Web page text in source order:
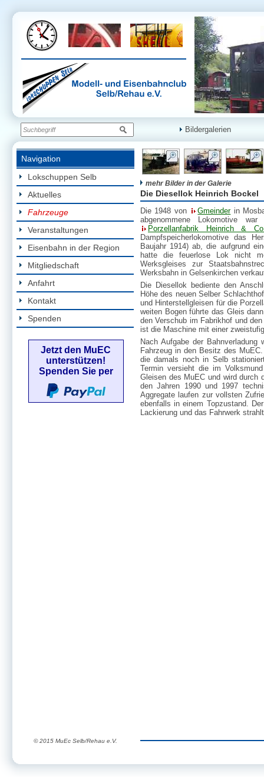
Bildergalerien
Navigation
Lokschuppen Selb
Aktuelles
Fahrzeuge
Veranstaltungen
Eisenbahn in der Region
Mitgliedschaft
Anfahrt
Kontakt
Spenden
Jetzt den MuEC
unterstützen!
Spenden Sie per
mehr Bilder in der Galerie
Die Diesellok Heinrich Bockel
Die 1948 von Gmeinderin
abgenommene Lokomotive
Porzellanfabrik Heinrich &
Dampfspeicherlokomotive das
Baujahr 1914) ab, die aufgrund
hatte die feuerlose Lok nicht
Werksgleises zur
Werksbahn in Gelsenkirchen
Die Diesellok bediente den
Höhe des neuen Selber
und Hinterstellgleisen für die
weiten Bogen führte das Gleis
den Verschub im Fabrikhof und
ist die Maschine mit einer
Nach Aufgabe der
Fahrzeug in den Besitz des
die damals noch in Selb
Termin versieht die im
Gleisen des MuEC und wird durch
den Jahren 1990 und 1997
Aggregate laufen zur vollsten
ebenfalls in einem Topzustand.
Lackierung und das Fahrwerk
© 2015 MuEc Selb/Rehau e.V.